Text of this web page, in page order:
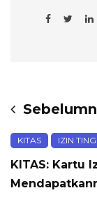
KITAS IZIN
KITAS: Kartu